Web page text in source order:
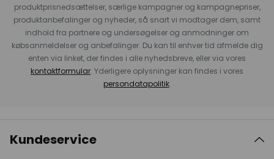
produktprisnedsættelser, særlige kampagner og kampagnepriser,
produktanbefalinger og nyheder, så snart vi modtager dem, samt
indhold fra partnere og undersøgelser og anmodninger om
købsanmeldelser og anbefalinger. Du kan til enhver tid afmelde dig
enten via linket, der findes i alle nyhedsbreve, eller via vores
kontaktformular. Yderligere oplysninger kan findes i vores
persondatapolitik.
Kundeservice